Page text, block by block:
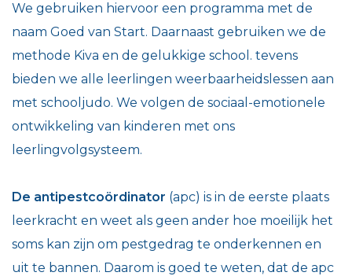
We gebruiken hiervoor een programma met de
naam Goed van Start. Daarnaast gebruiken we de
methode Kiva en de gelukkige school. tevens
bieden we alle leerlingen weerbaarheidslessen aan
met schooljudo. We volgen de sociaal-emotionele
ontwikkeling van kinderen met ons
leerlingvolgsysteem.
De antipestcoördinator (apc) is in de eerste plaats
leerkracht en weet als geen ander hoe moeilijk het
soms kan zijn om pestgedrag te onderkennen en
uit te bannen. Daarom is goed te weten, dat de apc